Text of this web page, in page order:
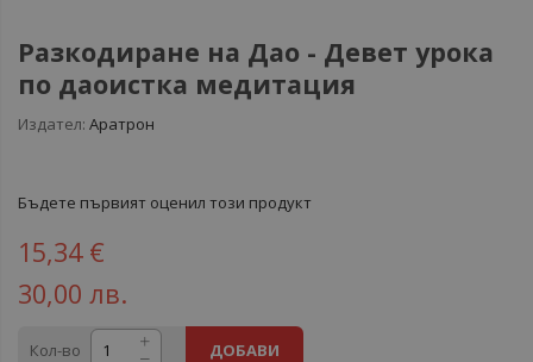
Разкодиране на Дао - Девет урока
по даоистка медитация
Издател: Аратрон
Бъдете първият оценил този продукт
15,34 €
30,00 лв.
Кол-во ДОБАВИ